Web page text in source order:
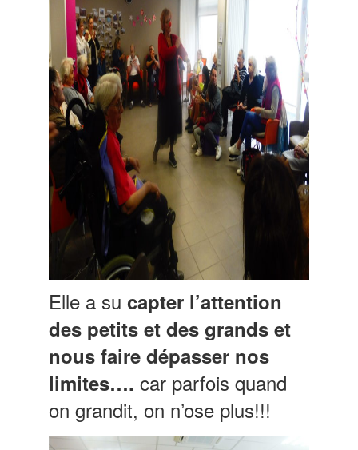
Elle a sucapter l’attention
des petits et des grands et
nous faire dépasser nos
limites….car parfois quand
on grandit, on n’ose plus!!!